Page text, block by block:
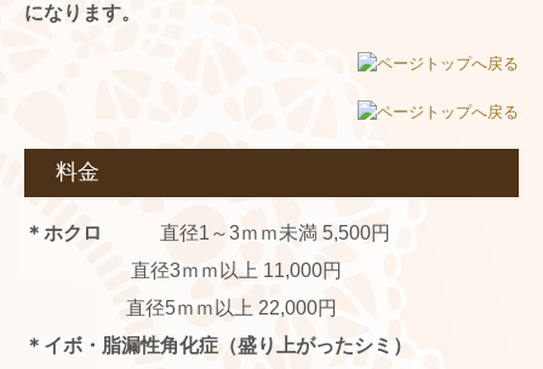
になります。
料金
＊ホクロ 直径1～3ｍｍ未満 5,500円
直径3ｍｍ以上 11,000円
直径5ｍｍ以上 22,000円
＊イボ・脂漏性角化症（盛り上がったシミ）